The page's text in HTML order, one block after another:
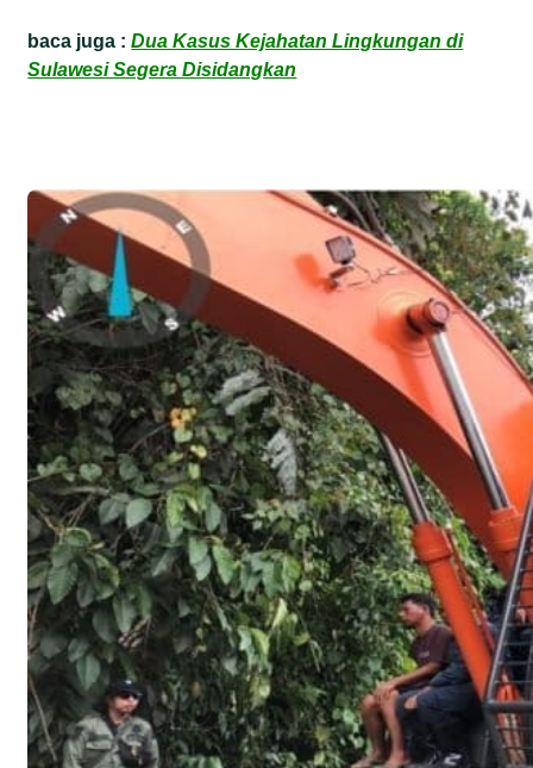
baca juga :Dua Kasus Kejahatan Lingkungan di
Sulawesi Segera Disidangkan